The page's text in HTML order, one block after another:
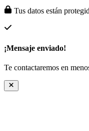
Tus datos están
¡Mensaje enviado!
Te contactaremos en